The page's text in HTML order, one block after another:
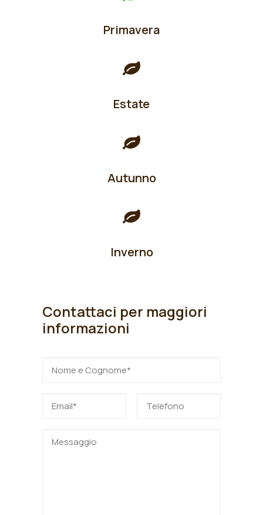
Primavera
Estate
Autunno
Inverno
Contattaci per maggiori
informazioni